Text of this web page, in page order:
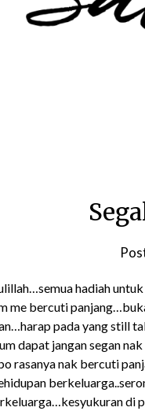
hadiah
me bercuti
pada yang still
dapat jangan segan
rasanya nak bercuti
di